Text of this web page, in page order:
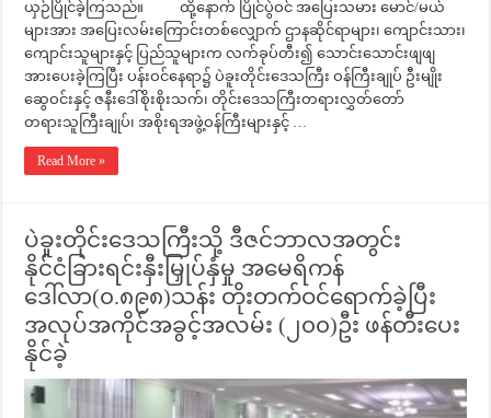
ယှဉ်ပြိုင်ခဲ့ကြသည်။ ထို့နောက် ပြိုင်ပွဲဝင် အပြေးသမား မောင်/မယ်
များအား အပြေးလမ်းကြောင်းတစ်လျှောက် ဌာနဆိုင်ရာများ၊ ကျောင်းသား၊
ကျောင်းသူများနှင့် ပြည်သူများက လက်ခုပ်တီး၍ သောင်းသောင်းဖျဖျ
အားပေးခဲ့ကြပြီး ပန်းဝင်နေရာ၌ ပဲခူးတိုင်းဒေသကြီး ဝန်ကြီးချုပ် ဦးမျိုး
ဆွေဝင်းနှင့် ဇနီးဒေါ်စိုးစိုးသက်၊ တိုင်းဒေသကြီးတရားလွှတ်တော်
တရားသူကြီးချုပ်၊ အစိုးရအဖွဲ့ဝန်ကြီးများနှင့် …
Read More »
ပဲခူးတိုင်းဒေသကြီးသို့ ဒီဇင်ဘာလအတွင်း
နိုင်ငံခြားရင်းနှီးမြှုပ်နှံမှု အမေရိကန်
ဒေါ်လာ(၀.၈၉၈)သန်း တိုးတက်ဝင်ရောက်ခဲ့ပြီး
အလုပ်အကိုင်အခွင့်အလမ်း (၂၀၀)ဦး ဖန်တီးပေး
နိုင်ခဲ့